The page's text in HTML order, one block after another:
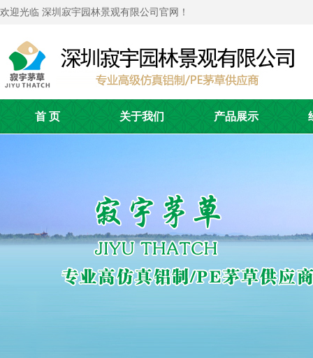
欢迎光临 深圳寂宇园林景观有限公司官网！
首 页 关于我们 产品展示